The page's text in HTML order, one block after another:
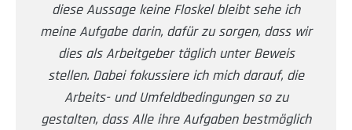
diese Aussage keine Floskel bleibt sehe ich
meine Aufgabe darin, dafür zu sorgen, dass wir
dies als Arbeitgeber täglich unter Beweis
stellen. Dabei fokussiere ich mich darauf, die
Arbeits- und Umfeldbedingungen so zu
gestalten, dass Alle ihre Aufgaben bestmöglich